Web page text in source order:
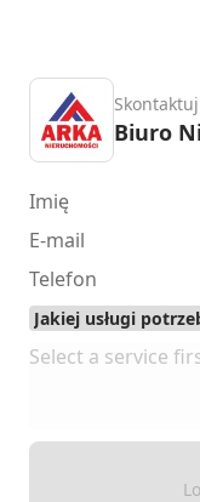
Biuro